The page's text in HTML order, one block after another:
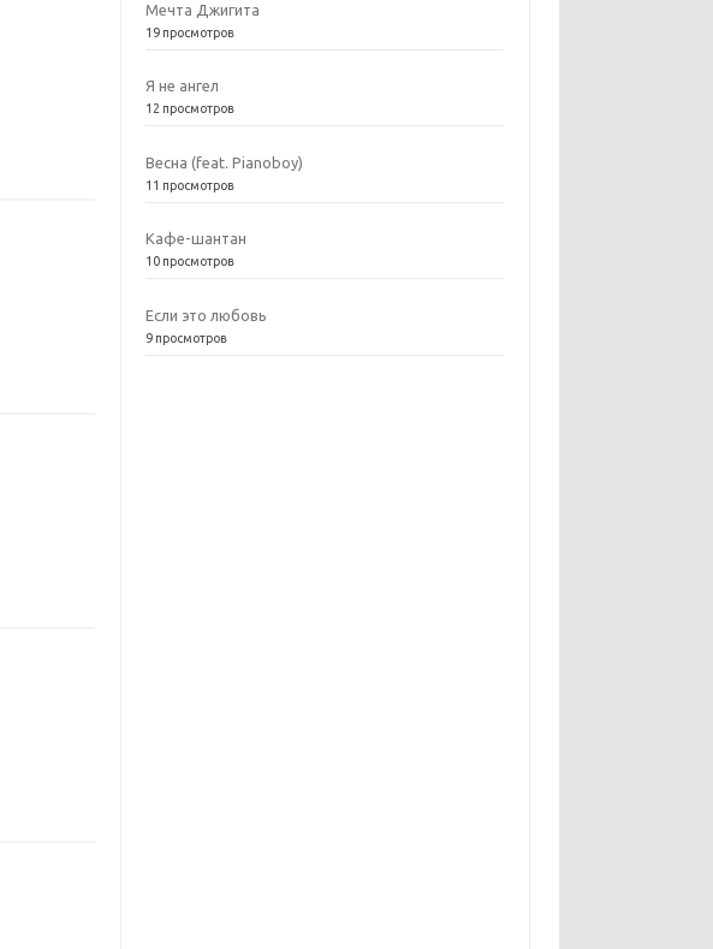
Мечта Джигита
19 просмотров
Я не ангел
12 просмотров
Весна (feat. Pianoboy)
11 просмотров
Кафе-шантан
10 просмотров
Если это любовь
9 просмотров